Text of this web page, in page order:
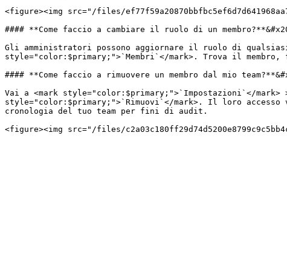
<figure><img src="/files/
#### **Come faccio a cambiare il ruolo di un
Gli amministratori possono aggiornare il ruolo di qualsiasi
style="color:$primary;">`Membri`</mark>. Trova il
#### **Come faccio a rimuovere un membro dal mio
Vai a <mark style="color:$primary;">`Impostazioni`</
style="color:$primary;">`Rimuovi`</mark>. Il loro
cronologia del tuo team per fini di audit.